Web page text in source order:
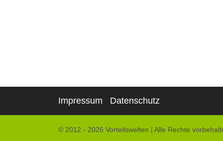
Impressum Datenschutz
© 2012 - 2026 Vorteilswelten | Alle Rechte